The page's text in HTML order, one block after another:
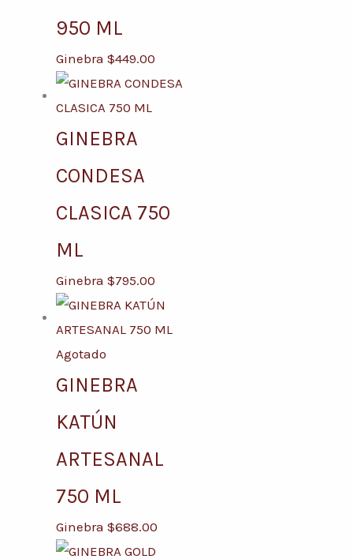
950 ML
Ginebra $449.00
GINEBRA
CONDESA
CLASICA 750
ML
Ginebra $795.00
Agotado
GINEBRA
KATÚN
ARTESANAL
750 ML
Ginebra $688.00